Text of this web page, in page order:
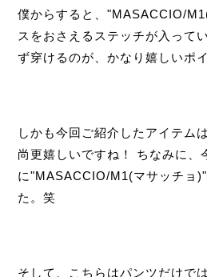
僕からすると、"MASACCIO/
スをおさえるステッチが入って
ず穿けるのが、かなり嬉しいポ
しかも今回ご紹介したアイテム
尚更嬉しいですね！ ちなみに、
に"MASACCIO/M1(マサッチョ
た。笑
そして、こちらはパンツだけで